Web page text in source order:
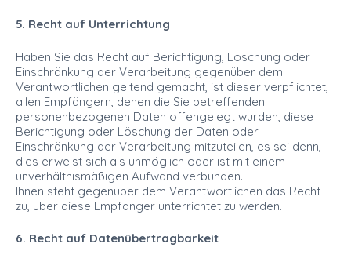
5. Recht auf Unterrichtung
Haben Sie das Recht auf Berichtigung, Löschung oder
Einschränkung der Verarbeitung gegenüber dem
Verantwortlichen geltend gemacht, ist dieser verpflichtet,
allen Empfängern, denen die Sie betreffenden
personenbezogenen Daten offengelegt wurden, diese
Berichtigung oder Löschung der Daten oder
Einschränkung der Verarbeitung mitzuteilen, es sei denn,
dies erweist sich als unmöglich oder ist mit einem
unverhältnismäßigen Aufwand verbunden.
Ihnen steht gegenüber dem Verantwortlichen das Recht
zu, über diese Empfänger unterrichtet zu werden.
6. Recht auf Datenübertragbarkeit